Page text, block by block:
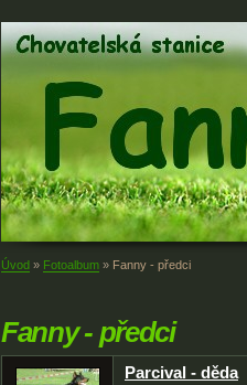
Úvod » Fotoalbum » Fanny - předci
Fanny - předci
Parcival - děda